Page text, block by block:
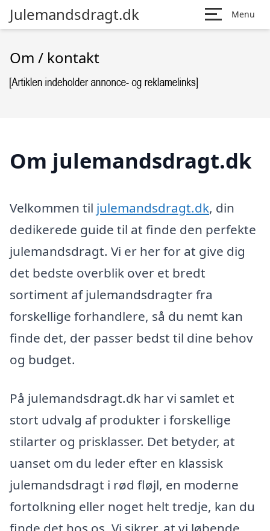
Julemandsdragt.dk Menu
Om / kontakt
Om julemandsdragt.dk
Velkommen til julemandsdragt.dk, din
dedikerede guide til at finde den perfekte
julemandsdragt. Vi er her for at give dig
det bedste overblik over et bredt
sortiment af julemandsdragter fra
forskellige forhandlere, så du nemt kan
finde det, der passer bedst til dine behov
og budget.
På julemandsdragt.dk har vi samlet et
stort udvalg af produkter i forskellige
stilarter og prisklasser. Det betyder, at
uanset om du leder efter en klassisk
julemandsdragt i rød fløjl, en moderne
fortolkning eller noget helt tredje, kan du